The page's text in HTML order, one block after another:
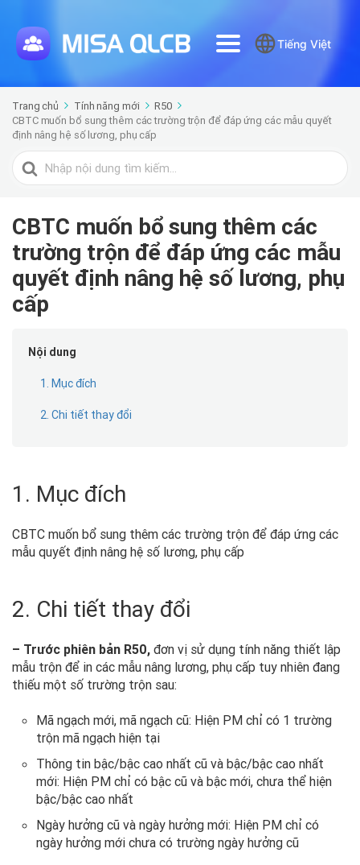
Tiếng Việt
Trang chủ Tính năng mới
R50
CBTC muốn bổ sung thêm các trường trộn để đáp ứng các mẫu quyết
định nâng hệ số lương, phụ cấp
Tìm
kiếm
CBTC muốn bổ sung thêm các
trường trộn để đáp ứng các mẫu
quyết định nâng hệ số lương, phụ
cấp
Nội dung
1. Mục đích
2. Chi tiết thay đổi
1. Mục đích
CBTC muốn bổ sung thêm các trường trộn để đáp ứng các
mẫu quyết định nâng hệ số lương, phụ cấp
2. Chi tiết thay đổi
– Trước phiên bản R50, đơn vị sử dụng tính năng thiết lập
mẫu trộn để in các mẫu nâng lương, phụ cấp tuy nhiên đang
thiếu một số trường trộn sau:
Mã ngạch mới, mã ngạch cũ: Hiện PM chỉ có 1 trường
trộn mã ngạch hiện tại
Thông tin bậc/bậc cao nhất cũ và bậc/bậc cao nhất
mới: Hiện PM chỉ có bậc cũ và bậc mới, chưa thể hiện
bậc/bậc cao nhất
Ngày hưởng cũ và ngày hưởng mới: Hiện PM chỉ có
ngày hưởng mới chưa có trường ngày hưởng cũ